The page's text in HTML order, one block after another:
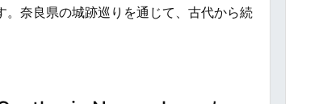
奈良県の城跡巡りを通じて、古代から続